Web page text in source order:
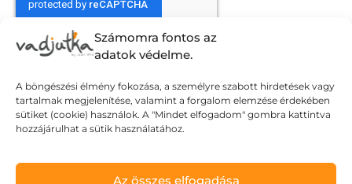
Számomra fontos az
adatok védelme.
A böngészési élmény fokozása, a személyre szabott hirdetések vagy
tartalmak megjelenítése, valamint a forgalom elemzése érdekében
sütiket (cookie) használok. A "Mindet elfogadom" gombra kattintva
hozzájárulhat a sütik használatához.
Az összes elfogadása
Elküldöm
Adatvédelmi tájékoztató
Általános Szerződési Feltételek
© Wild Judit. Minden jog fenntartva.